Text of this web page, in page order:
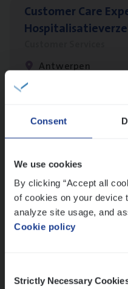
Consent
We use cookies
By clicking “Accept all
of cookies on your device
analyze site usage, and
Cookie policy
Selection
Strictly Necessary
Cus­to­mer Care
Antwerpen
Insu­ran­ce Bro­ker
Sales Management
Antwerpen
Claims­hand­ler